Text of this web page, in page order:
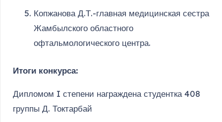
Копжанова Д.Т.-главная медицинская сестра
Жамбылского областного
офтальмологического центра.
Итоги конкурса:
Дипломом I степени награждена студентка 408
группы Д. Токтарбай